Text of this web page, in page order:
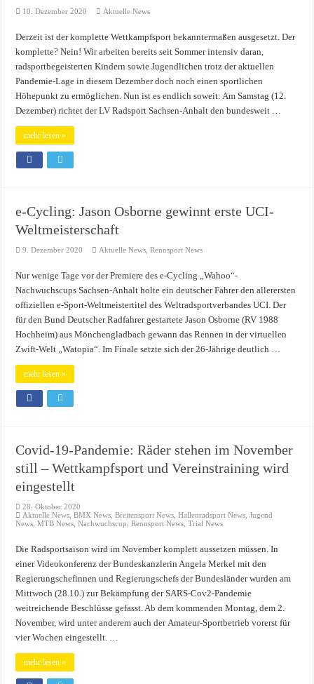
10. Dezember 2020 Aktuelle News
Derzeit ist der komplette Wettkampfsport bekanntermaßen ausgesetzt. Der
komplette? Nein! Wir arbeiten bereits seit Sommer intensiv daran,
radsportbegeisterten Kindern sowie Jugendlichen trotz der aktuellen
Pandemie-Lage in diesem Dezember doch noch einen sportlichen
Höhepunkt zu ermöglichen. Nun ist es endlich soweit: Am Samstag (12.
Dezember) richtet der LV Radsport Sachsen-Anhalt den bundesweit …
mehr lesen »
e-Cycling: Jason Osborne gewinnt erste UCI-
Weltmeisterschaft
9. Dezember 2020 Aktuelle News ,Rennsport News
Nur wenige Tage vor der Premiere des e-Cycling „Wahoo“-
Nachwuchscups Sachsen-Anhalt holte ein deutscher Fahrer den allerersten
offiziellen e-Sport-Weltmeistertitel des Weltradsportverbandes UCI. Der
für den Bund Deutscher Radfahrer gestartete Jason Osborne (RV 1988
Hochheim) aus Mönchengladbach gewann das Rennen in der virtuellen
Zwift-Welt „Watopia“. Im Finale setzte sich der 26-Jährige deutlich …
mehr lesen »
Covid-19-Pandemie: Räder stehen im November
still – Wettkampfsport und Vereinstraining wird
eingestellt
28. Oktober 2020
Aktuelle News ,BMX News ,Breitensport News ,Hallenradsport News ,Jugend
News ,MTB News ,Nachwuchscup ,Rennsport News ,Trial News
Die Radsportsaison wird im November komplett aussetzen müssen. In
einer Videokonferenz der Bundeskanzlerin Angela Merkel mit den
Regierungschefinnen und Regierungschefs der Bundesländer wurden am
Mittwoch (28.10.) zur Bekämpfung der SARS-Cov2-Pandemie
weitreichende Beschlüsse gefasst. Ab dem kommenden Montag, dem 2.
November, wird unter anderem auch der Amateur-Sportbetrieb vorerst für
vier Wochen eingestellt. …
mehr lesen »